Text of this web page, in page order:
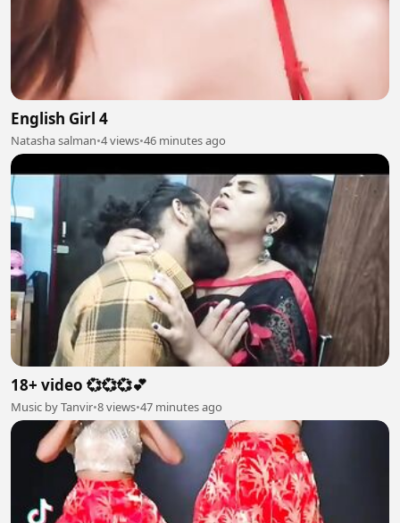
English Girl 4
Natasha salman•4 views•46 minutes ago
18+ video 💞💞💞💕
Music by Tanvir•8 views•47 minutes ago